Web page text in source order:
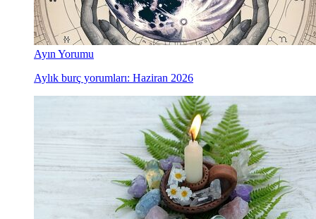
Ayın Yorumu
Aylık burç yorumları: Haziran 2026